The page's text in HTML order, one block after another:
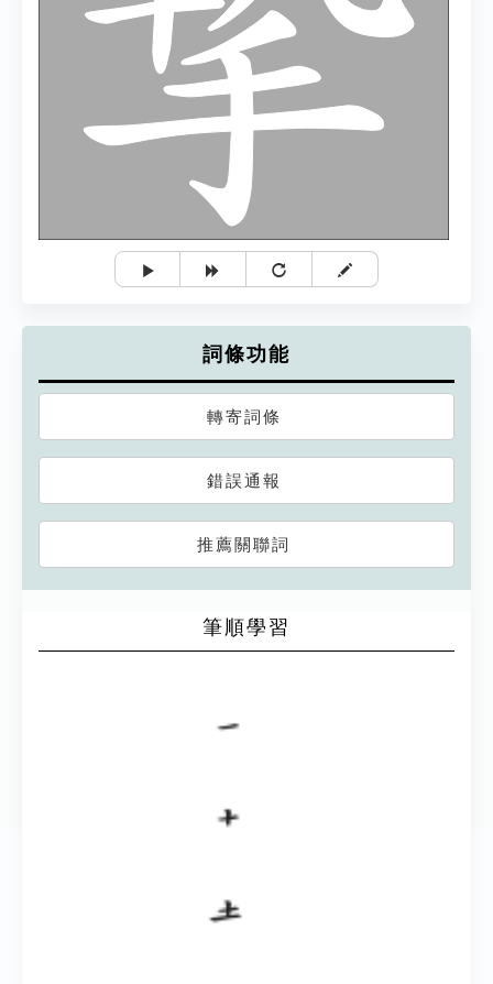
詞條功能
轉寄詞條
錯誤通報
推薦關聯詞
筆順學習